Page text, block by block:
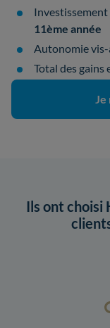
11ème année
Autonomie vis-
Total des gains
Je
Ils ont choisi